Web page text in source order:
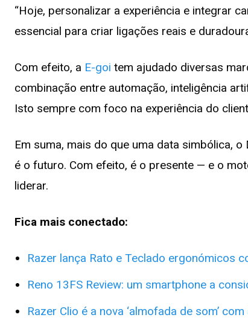
“Hoje, personalizar a experiência e integrar
essencial para criar ligações reais e
Com efeito, a E-goi tem ajudado diversas
combinação entre automação, inteligência
Isto sempre com foco na experiência do
Em suma, mais do que uma data simbólica,
é o futuro. Com efeito, é o presente — e o
liderar.
Fica mais conectado:
Razer lança Rato e Teclado ergonómicos
Reno 13FS Review: um smartphone a
Razer Clio é a nova ‘almofada de som’